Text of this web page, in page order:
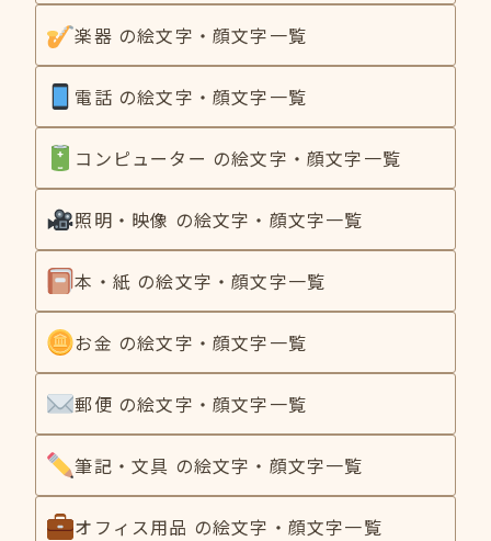
楽器 の絵文字・顔文字一覧
電話 の絵文字・顔文字一覧
コンピューター の絵文字・顔文字一覧
照明・映像 の絵文字・顔文字一覧
本・紙 の絵文字・顔文字一覧
お金 の絵文字・顔文字一覧
郵便 の絵文字・顔文字一覧
筆記・文具 の絵文字・顔文字一覧
オフィス用品 の絵文字・顔文字一覧